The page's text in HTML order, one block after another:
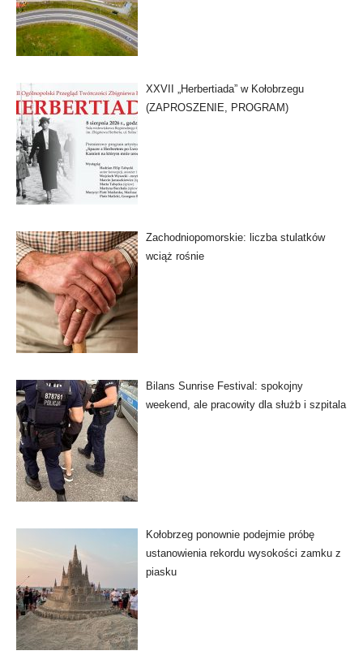
XXVII „Herbertiada” w Kołobrzegu
(ZAPROSZENIE, PROGRAM)
Zachodniopomorskie: liczba stulatków
wciąż rośnie
Bilans Sunrise Festival: spokojny
weekend, ale pracowity dla służb i szpitala
Kołobrzeg ponownie podejmie próbę
ustanowienia rekordu wysokości zamku z
piasku